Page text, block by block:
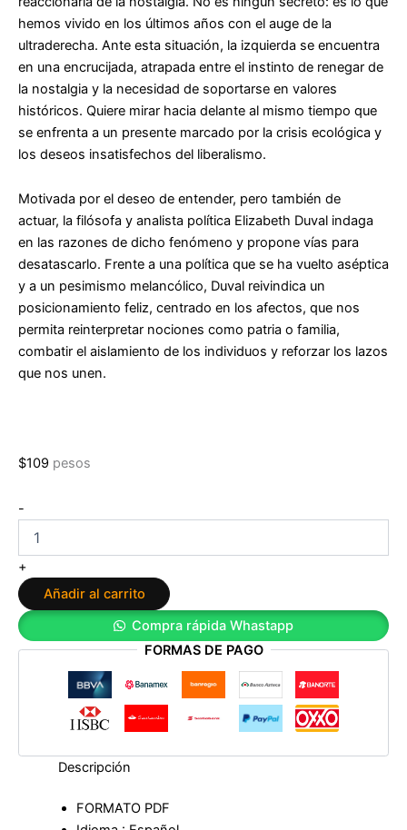
hemos vivido en los últimos años con el auge de la
ultraderecha. Ante esta situación, la izquierda se encuentra
en una encrucijada, atrapada entre el instinto de renegar de
la nostalgia y la necesidad de soportarse en valores
históricos. Quiere mirar hacia delante al mismo tiempo que
se enfrenta a un presente marcado por la crisis ecológica y
los deseos insatisfechos del liberalismo.
Motivada por el deseo de entender, pero también de
actuar, la filósofa y analista política Elizabeth Duval indaga
en las razones de dicho fenómeno y propone vías para
desatascarlo. Frente a una política que se ha vuelto aséptica
y a un pesimismo melancólico, Duval reivindica un
posicionamiento feliz, centrado en los afectos, que nos
permita reinterpretar nociones como patria o familia,
combatir el aislamiento de los individuos y reforzar los lazos
que nos unen.
$109 pesos
-
Metamorfosis
de
una
ilusión
política
de
Duval
cantidad
+
Añadir al carrito
Compra rápida Whastapp
FORMAS DE PAGO
Descripción
FORMATO PDF